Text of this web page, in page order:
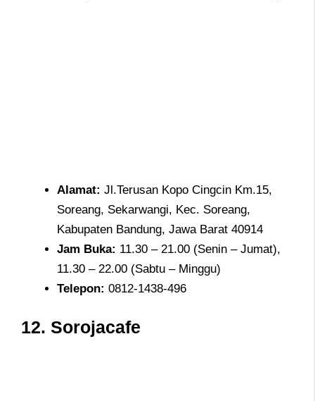
Alamat: Jl.Terusan Kopo Cingcin Km.15,
Soreang, Sekarwangi, Kec. Soreang,
Kabupaten Bandung, Jawa Barat 40914
Jam Buka: 11.30 – 21.00 (Senin – Jumat),
11.30 – 22.00 (Sabtu – Minggu)
Telepon: 0812-1438-496
12. Sorojacafe